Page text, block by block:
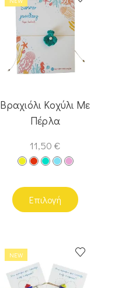
Βραχιόλι Κοχύλι Με
Πέρλα
11,50 €
Επιλογή
NEW